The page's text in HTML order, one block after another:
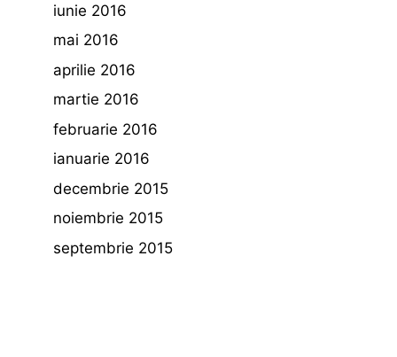
iunie 2016
mai 2016
aprilie 2016
martie 2016
februarie 2016
ianuarie 2016
decembrie 2015
noiembrie 2015
septembrie 2015